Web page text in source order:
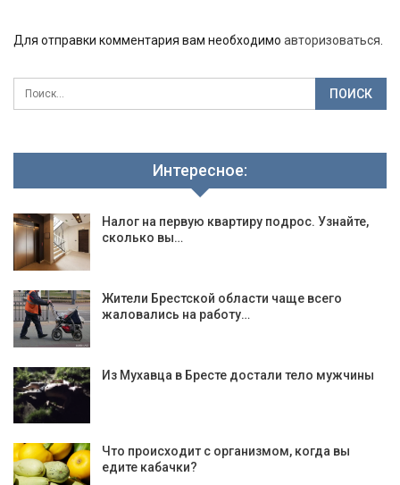
Для отправки комментария вам необходимо авторизоваться.
Интересное:
Налог на первую квартиру подрос. Узнайте,
сколько вы…
Жители Брестской области чаще всего
жаловались на работу…
Из Мухавца в Бресте достали тело мужчины
Что происходит с организмом, когда вы
едите кабачки?